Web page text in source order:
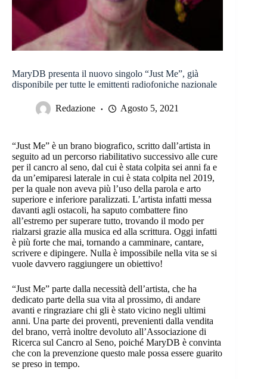
MaryDB presenta il nuovo singolo “Just Me”, già
disponibile per tutte le emittenti radiofoniche nazionale
Redazione Agosto 5, 2021
“Just Me” è un brano biografico, scritto dall’artista in
seguito ad un percorso riabilitativo successivo alle cure
per il cancro al seno, dal cui è stata colpita sei anni fa e
da un’emiparesi laterale in cui è stata colpita nel 2019,
per la quale non aveva più l’uso della parola e arto
superiore e inferiore paralizzati. L’artista infatti messa
davanti agli ostacoli, ha saputo combattere fino
all’estremo per superare tutto, trovando il modo per
rialzarsi grazie alla musica ed alla scrittura. Oggi infatti
è più forte che mai, tornando a camminare, cantare,
scrivere e dipingere. Nulla è impossibile nella vita se si
vuole davvero raggiungere un obiettivo!
“Just Me” parte dalla necessità dell’artista, che ha
dedicato parte della sua vita al prossimo, di andare
avanti e ringraziare chi gli è stato vicino negli ultimi
anni. Una parte dei proventi, prevenienti dalla vendita
del brano, verrà inoltre devoluto all’Associazione di
Ricerca sul Cancro al Seno, poiché MaryDB è convinta
che con la prevenzione questo male possa essere guarito
se preso in tempo.